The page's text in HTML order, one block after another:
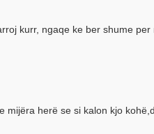
kurr, ngaqe ke ber shume
herë se si kalon kjo